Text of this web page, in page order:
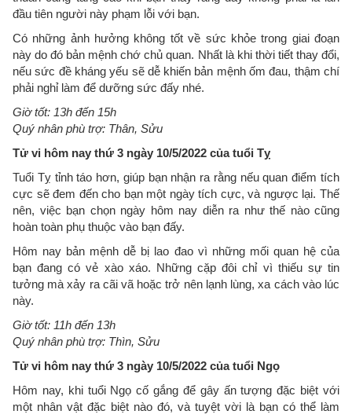
đầu tiên người này phạm lỗi với bạn.
Có những ảnh hưởng không tốt về sức khỏe trong giai đoạn
này do đó bản mệnh chớ chủ quan. Nhất là khi thời tiết thay đổi,
nếu sức đề kháng yếu sẽ dễ khiến bản mệnh ốm đau, thậm chí
phải nghỉ làm để dưỡng sức đấy nhé.
Giờ tốt: 13h đến 15h
Quý nhân phù trợ: Thân, Sửu
Tử vi hôm nay thứ 3 ngày 10/5/2022 của tuổi Tỵ
Tuổi Tỵ tỉnh táo hơn, giúp bạn nhận ra rằng nếu quan điểm tích
cực sẽ đem đến cho bạn một ngày tích cực, và ngược lại. Thế
nên, việc bạn chọn ngày hôm nay diễn ra như thế nào cũng
hoàn toàn phụ thuộc vào bạn đấy.
Hôm nay bản mệnh dễ bị lao đao vì những mối quan hệ của
bạn đang có vẻ xào xáo. Những cặp đôi chỉ vì thiếu sự tin
tưởng mà xảy ra cãi vã hoặc trở nên lạnh lùng, xa cách vào lúc
này.
Giờ tốt: 11h đến 13h
Quý nhân phù trợ: Thìn, Sửu
Tử vi hôm nay thứ 3 ngày 10/5/2022 của tuổi Ngọ
Hôm nay, khi tuổi Ngọ cố gắng để gây ấn tượng đặc biệt với
một nhân vật đặc biệt nào đó, và tuyệt vời là bạn có thể làm